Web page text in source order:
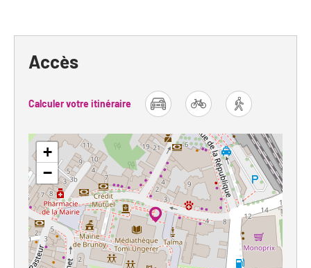
Accès
Calculer votre itinéraire
car bike foot
+
−